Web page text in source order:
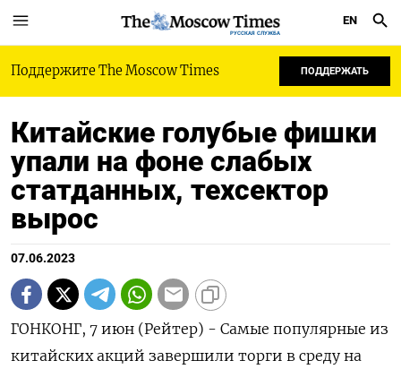
РУССКАЯ СЛУЖБА
EN
Поддержите The Moscow Times ПОДДЕРЖАТЬ
Китайские голубые фишки
упали на фоне слабых
статданных, техсектор
вырос
07.06.2023
ГОНКОНГ, 7 июн (Рейтер) - Самые популярные из
китайских акций завершили торги в среду на